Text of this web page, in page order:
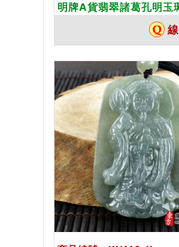
明牌A貨翡翠諸葛孔明玉
玉諸葛亮玉墜）。糯帶春
孔明，KN177。客製化訂
葛孔明吊墜，手工玉雕
附A貨翡翠雙證書